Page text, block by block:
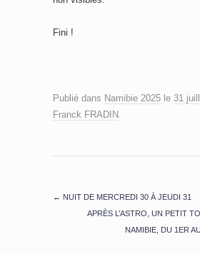
Fini !
Publié dans Namibie 2025 le 31
Franck FRADIN.
← NUIT DE MERCREDI 30 À JEUDI 31
APRÈS L’ASTRO, UN PETIT
NAMIBIE, DU 1ER